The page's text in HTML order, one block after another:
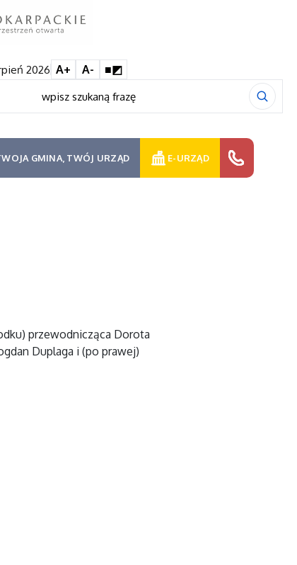
2026 A+ A- ■◩
GMINA, TWÓJ URZĄD E-URZĄD
przewodnicząca Dorota
Duplaga i (po prawej)